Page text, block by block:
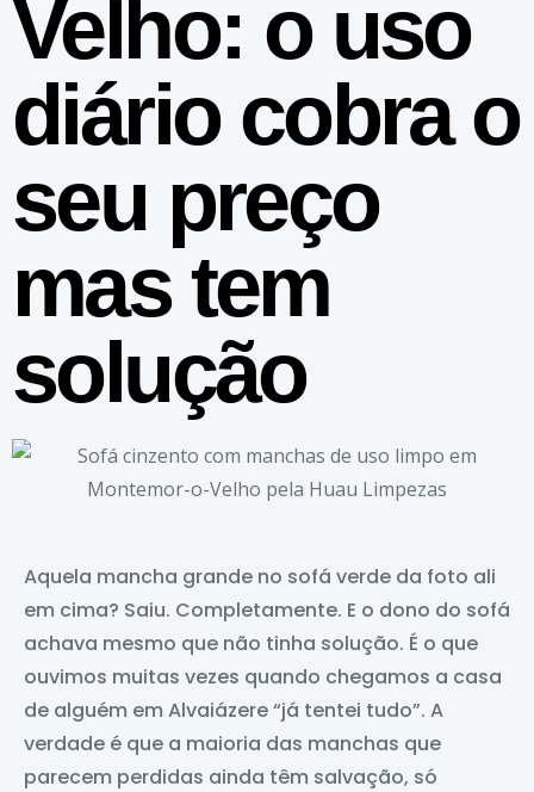
Velho: o uso
diário cobra o
seu preço
mas tem
solução
Aquela mancha grande no sofá verde da foto ali
em cima? Saiu. Completamente. E o dono do sofá
achava mesmo que não tinha solução. É o que
ouvimos muitas vezes quando chegamos a casa
de alguém em Alvaiázere “já tentei tudo”. A
verdade é que a maioria das manchas que
parecem perdidas ainda têm salvação, só